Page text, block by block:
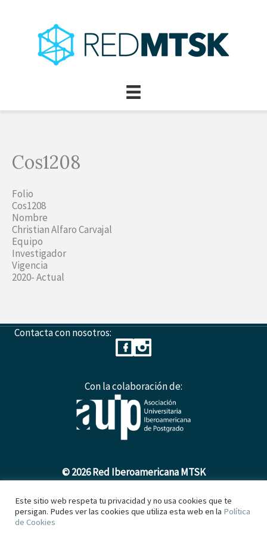
contenido
Cos1208
Folio
Cos1208
Nombre
Christian Alfaro Carvajal
Equipo
Investigador
Vigencia
2020- Actual
Contacta con nosotros:
Con la colaboración de:
© 2026 Red Iberoamericana MTSK
Política de Cookies
Este sitio web respeta tu privacidad y no usa cookies que te
persigan. Pudes ver las cookies que utiliza esta web en la Política
de Cookies